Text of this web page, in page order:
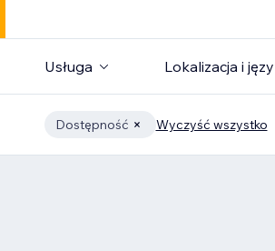
Usługa Lokalizacja i
Dostępność Wyczyść wszystko